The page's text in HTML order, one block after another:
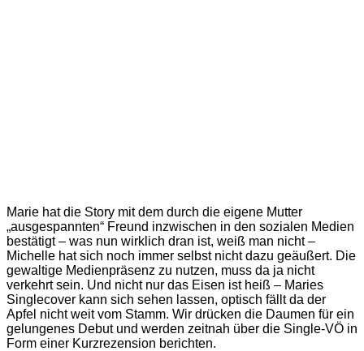
Marie hat die Story mit dem durch die eigene Mutter
„ausgespannten“ Freund inzwischen in den sozialen Medien
bestätigt – was nun wirklich dran ist, weiß man nicht –
Michelle hat sich noch immer selbst nicht dazu geäußert. Die
gewaltige Medienpräsenz zu nutzen, muss da ja nicht
verkehrt sein. Und nicht nur das Eisen ist heiß – Maries
Singlecover kann sich sehen lassen, optisch fällt da der
Apfel nicht weit vom Stamm. Wir drücken die Daumen für ein
gelungenes Debut und werden zeitnah über die Single-VÖ in
Form einer Kurzrezension berichten.